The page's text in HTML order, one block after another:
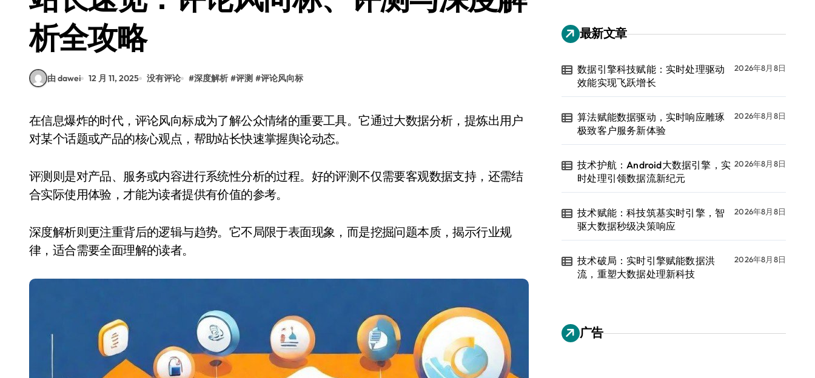
数据引擎科技赋能：实时处理驱动效能实现飞跃增长
析全攻略
由 dawei 12 月 11, 2025 没有评论 #深度解析 #评测 #评论风向标
在信息爆炸的时代，评论风向标成为了解公众情绪的重要工具。它通过大数据分析，提炼出用户
对某个话题或产品的核心观点，帮助站长快速掌握舆论动态。
评测则是对产品、服务或内容进行系统性分析的过程。好的评测不仅需要客观数据支持，还需结
合实际使用体验，才能为读者提供有价值的参考。
深度解析则更注重背后的逻辑与趋势。它不局限于表面现象，而是挖掘问题本质，揭示行业规
律，适合需要全面理解的读者。
最新文章
数据引擎科技赋能：实时处理驱动
效能实现飞跃增长
2026年8月8日
算法赋能数据驱动，实时响应雕琢
极致客户服务新体验
2026年8月8日
技术护航：Android大数据引擎，实
时处理引领数据流新纪元
2026年8月8日
技术赋能：科技筑基实时引擎，智
驱大数据秒级决策响应
2026年8月8日
技术破局：实时引擎赋能数据洪
流，重塑大数据处理新科技
2026年8月8日
广告